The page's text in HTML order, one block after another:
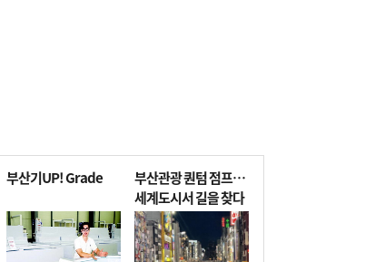
부산기UP! Grade
부산관광 퀀텀 점프…
세계도시서 길을 찾다